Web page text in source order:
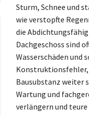
Sturm, Schnee und
wie verstopfte
die
Dachgeschoss sind
Wasserschäden und
Konstruktionsfehler,
Bausubstanz weiter
Wartung und
verlängern und